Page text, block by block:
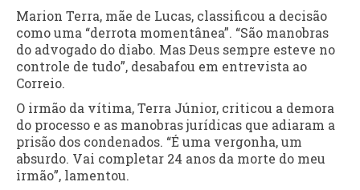
Marion Terra, mãe de Lucas, classificou a decisão
como uma “derrota momentânea”. “São manobras
do advogado do diabo. Mas Deus sempre esteve no
controle de tudo”, desabafou em entrevista ao
Correio.
O irmão da vítima, Terra Júnior, criticou a demora
do processo e as manobras jurídicas que adiaram a
prisão dos condenados. “É uma vergonha, um
absurdo. Vai completar 24 anos da morte do meu
irmão”, lamentou.